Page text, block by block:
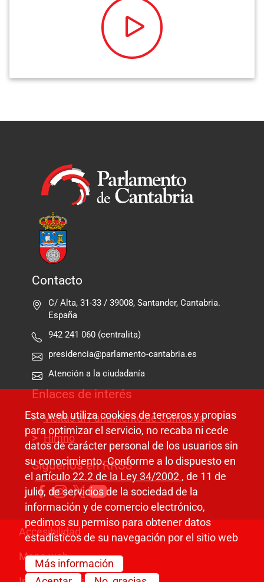
Contacto
C/ Alta, 31-33 / 39008, Santander, Cantabria.
España
942 241 060 (centralita)
presidencia@parlamento-cantabria.es
Atención a la ciudadanía
Enlaces de interés
Visitas al Parlamento de Cantabria
Himno
Síguenos en RRSS
Pie de página
Accesibilidad
Mapa web
Esta web utiliza cookies de terceros y propias
para optimizar el servicio, no recaba ni cede
datos de carácter personal de los usuarios sin
su conocimiento. Conforme a lo dispuesto en
el artículo 22.2 de la Ley 34/2002 , de 11 de
julio, de servicios de la sociedad de la
información y de comercio electrónico,
pedimos su permiso para obtener datos
estadísticos de su navegación por el sitio web
Más información